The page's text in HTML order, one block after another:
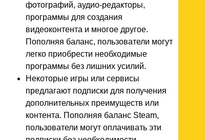
фотографий, аудио-редакторы,
программы для создания
видеоконтента и многое другое.
Пополняя баланс, пользователи могут
легко приобрести необходимые
программы без лишних усилий.
Некоторые игры или сервисы
предлагают подписки для получения
дополнительных преимуществ или
контента. Пополняя баланс Steam,
пользователи могут оплачивать эти